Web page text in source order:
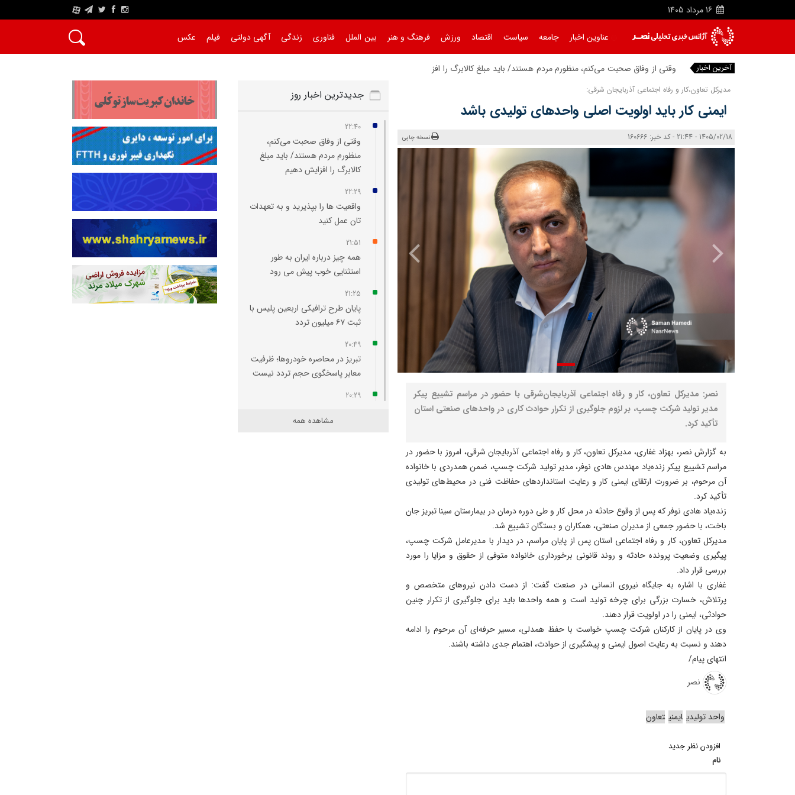
16 مرداد 1405
A
عناوین اخبار جامعه سیاست اقتصاد ورزش فرهنگ و هنر بین الملل فناوری زندگی آگهی دولتی فیلم عکس
آخرین اخبار وقتی از وفاق صحبت می‌کنم، منظورم مردم هستند/ باید مبلغ کالابرگ را افزایش دهیم
مدیرکل تعاون،کار و رفاه اجتماعی آذربایجان شرقی:
ایمنی کار باید اولویت اصلی واحدهای تولیدی باشد
1405/02/18 - 21:44 - کد خبر: 160666 نسخه چاپی
نصر: مدیرکل تعاون، کار و رفاه اجتماعی آذربایجان‌شرقی با حضور در مراسم تشییع پیکر
مدیر تولید شرکت چسپ، بر لزوم جلوگیری از تکرار حوادث کاری در واحدهای صنعتی استان
تأکید کرد.
به گزارش نصر، بهزاد غفاری، مدیرکل تعاون، کار و رفاه اجتماعی آذربایجان شرقی، امروز با حضور در
مراسم تشییع پیکر زنده‌یاد مهندس هادی نوفر، مدیر تولید شرکت چسپ، ضمن همدردی با خانواده
آن مرحوم، بر ضرورت ارتقای ایمنی کار و رعایت استانداردهای حفاظت فنی در محیط‌های تولیدی
تأکید کرد.
زنده‌یاد هادی نوفر که پس از وقوع حادثه در محل کار و طی دوره درمان در بیمارستان سینا تبریز جان
باخت، با حضور جمعی از مدیران صنعتی، همکاران و بستگان تشییع شد.
مدیرکل تعاون، کار و رفاه اجتماعی استان پس از پایان مراسم، در دیدار با مدیرعامل شرکت چسپ،
پیگیری وضعیت پرونده حادثه و روند قانونی برخورداری خانواده متوفی از حقوق و مزایا را مورد
بررسی قرار داد.
غفاری با اشاره به جایگاه نیروی انسانی در صنعت گفت: از دست دادن نیروهای متخصص و
پرتلاش، خسارت بزرگی برای چرخه تولید است و همه واحدها باید برای جلوگیری از تکرار چنین
حوادثی، ایمنی را در اولویت قرار دهند.
وی در پایان از کارکنان شرکت چسپ خواست با حفظ همدلی، مسیر حرفه‌ای آن مرحوم را ادامه
دهند و نسبت به رعایت اصول ایمنی و پیشگیری از حوادث، اهتمام جدی داشته باشند.
انتهای پیام/
نصر
واحد تولیدی ایمنی تعاون
افزودن نظر جدید
نام
جدیدترین اخبار روز
22:40
وقتی از وفاق صحبت می‌کنم،
منظورم مردم هستند/ باید مبلغ
کالابرگ را افزایش دهیم
22:29
واقعیت‌ ها را بپذیرید و به تعهدات‌
تان عمل کنید
21:51
همه چیز درباره ایران به طور
استثنایی خوب پیش می‌ رود
21:25
پایان طرح ترافیکی اربعین پلیس با
ثبت ۶۷ میلیون تردد
20:49
تبریز در محاصره خودروها؛ ظرفیت
معابر پاسخگوی حجم تردد نیست
20:29
محله لک‌ لکلر تبریز مهار شد
مشاهده همه